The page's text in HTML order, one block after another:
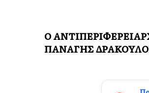
Ο
ΠΑΝΑΓΗΣ